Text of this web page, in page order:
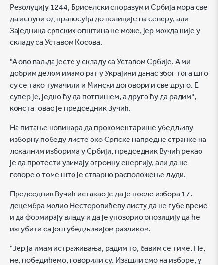
Резолуцију 1244, Бриселски споразум и Србија мора све
да испуни од правосуђа до полиције на северу, али
Заједница српских општина не може, јер можда није у
складу са Уставом Косова.
"А ово ваљда јесте у складу са Уставом Србије. А ми
добрим делом имамо рат у Украјини данас због тога што
су се тако тумачили и Мински договори и све друго. Е
супер је, једно ћу да потпишем, а друго ћу да радим",
констатовао је председник Вучић.
На питање новинара да прокоментарише убедљиву
изборну победу листе око Српске напредне странке на
локалним изборима у Србији, председник Вучић рекао
је да протести узимају огромну енергију, али да не
говоре о томе што је стварно расположење људи.
Председник Вучић истакао је да је после избора 17.
децембра молио Несторовићеву листу да не губе време
и да формирају владу и да је упозорио опозицију да ће
изгубити са још убедљивијом разликом.
"Јер ја имам истраживања, радим то, бавим се тиме. Не,
не, победићемо, говорили су. Изашли смо на изборе, у